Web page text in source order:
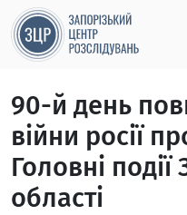
90-й день
війни росії
Головні
області